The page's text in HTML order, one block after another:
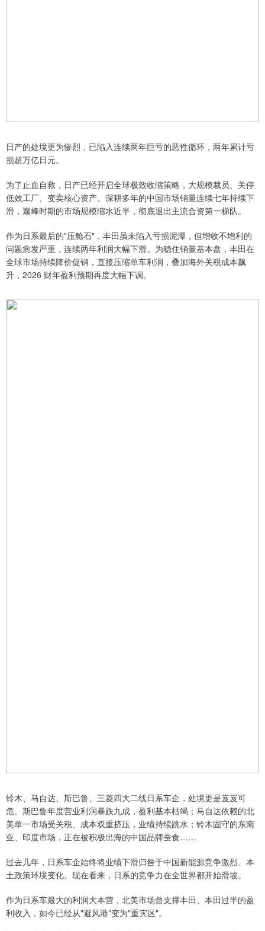
日产的处境更为惨烈，已陷入连续两年巨亏的恶性循环，两年累计亏
损超万亿日元。
为了止血自救，日产已经开启全球极致收缩策略，大规模裁员、关停
低效工厂、变卖核心资产。深耕多年的中国市场销量连续七年持续下
滑，巅峰时期的市场规模缩水近半，彻底退出主流合资第一梯队。
作为日系最后的"压舱石"，丰田虽未陷入亏损泥潭，但增收不增利的
问题愈发严重，连续两年利润大幅下滑。为稳住销量基本盘，丰田在
全球市场持续降价促销，直接压缩单车利润，叠加海外关税成本飙
升，2026 财年盈利预期再度大幅下调。
铃木、马自达、斯巴鲁、三菱四大二线日系车企，处境更是岌岌可
危。斯巴鲁年度营业利润暴跌九成，盈利基本枯竭；马自达依赖的北
美单一市场受关税、成本双重挤压，业绩持续跳水；铃木固守的东南
亚、印度市场，正在被积极出海的中国品牌蚕食……
过去几年，日系车企始终将业绩下滑归咎于中国新能源竞争激烈、本
土政策环境变化。现在看来，日系的竞争力在全世界都开始滑坡。
作为日系车最大的利润大本营，北美市场曾支撑丰田、本田过半的盈
利收入，如今已经从"避风港"变为"重灾区"。